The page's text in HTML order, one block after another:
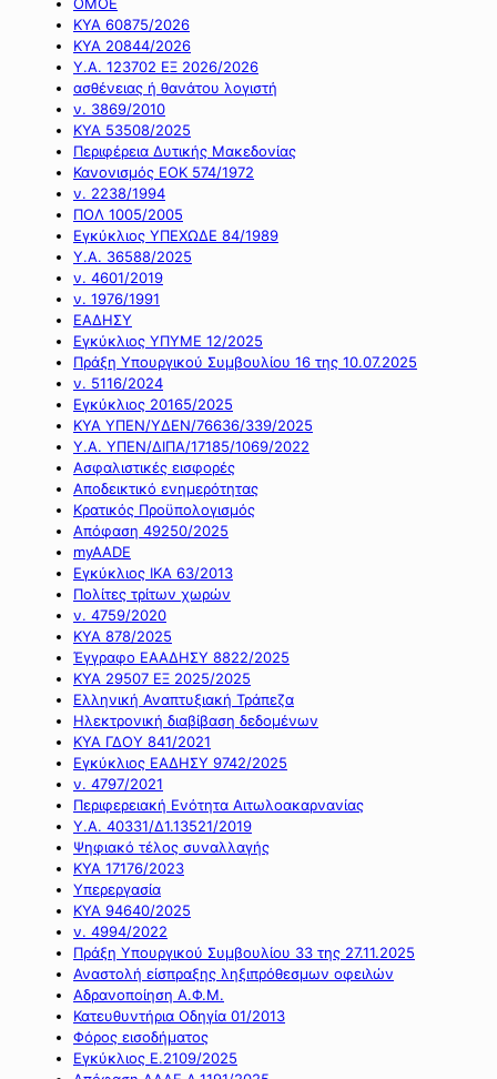
ΚΥΑ 60875/2026
ΚΥΑ 20844/2026
Υ.Α. 123702 ΕΞ 2026/2026
ασθένειας ή θανάτου λογιστή
ν. 3869/2010
ΚΥΑ 53508/2025
Περιφέρεια Δυτικής Μακεδονίας
Κανονισμός ΕΟΚ 574/1972
ν. 2238/1994
ΠΟΛ 1005/2005
Εγκύκλιος ΥΠΕΧΩΔΕ 84/1989
Υ.Α. 36588/2025
ν. 4601/2019
ν. 1976/1991
ΕΑΔΗΣΥ
Εγκύκλιος ΥΠΥΜΕ 12/2025
Πράξη Υπουργικού Συμβουλίου 16 της 10.07.2025
ν. 5116/2024
Εγκύκλιος 20165/2025
ΚΥΑ ΥΠΕΝ/ΥΔΕΝ/76636/339/2025
Υ.Α. ΥΠΕΝ/ΔΙΠΑ/17185/1069/2022
Ασφαλιστικές εισφορές
Αποδεικτικό ενημερότητας
Κρατικός Προϋπολογισμός
Απόφαση 49250/2025
myAADE
Εγκύκλιος ΙΚΑ 63/2013
Πολίτες τρίτων χωρών
ν. 4759/2020
ΚΥΑ 878/2025
Έγγραφο ΕΑΑΔΗΣΥ 8822/2025
ΚΥΑ 29507 ΕΞ 2025/2025
Ελληνική Αναπτυξιακή Τράπεζα
Ηλεκτρονική διαβίβαση δεδομένων
ΚΥΑ ΓΔΟΥ 841/2021
Εγκύκλιος ΕΑΔΗΣΥ 9742/2025
ν. 4797/2021
Περιφερειακή Ενότητα Αιτωλοακαρνανίας
Υ.Α. 40331/Δ1.13521/2019
Ψηφιακό τέλος συναλλαγής
ΚΥΑ 17176/2023
Υπερεργασία
ΚΥΑ 94640/2025
ν. 4994/2022
Πράξη Υπουργικού Συμβουλίου 33 της 27.11.2025
Αναστολή είσπραξης ληξιπρόθεσμων οφειλών
Αδρανοποίηση Α.Φ.Μ.
Κατευθυντήρια Οδηγία 01/2013
Φόρος εισοδήματος
Εγκύκλιος Ε.2109/2025